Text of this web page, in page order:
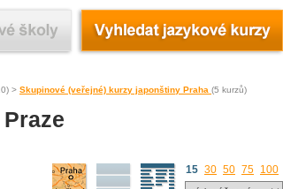
> Skupinové (veřejné) kurzy japonštiny Praha (5 kurzů)
15 30 50 75 100